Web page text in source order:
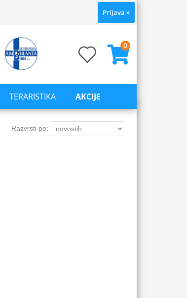
Prijava »
0
TERARISTIKA AKCIJE
Razvrsti po: